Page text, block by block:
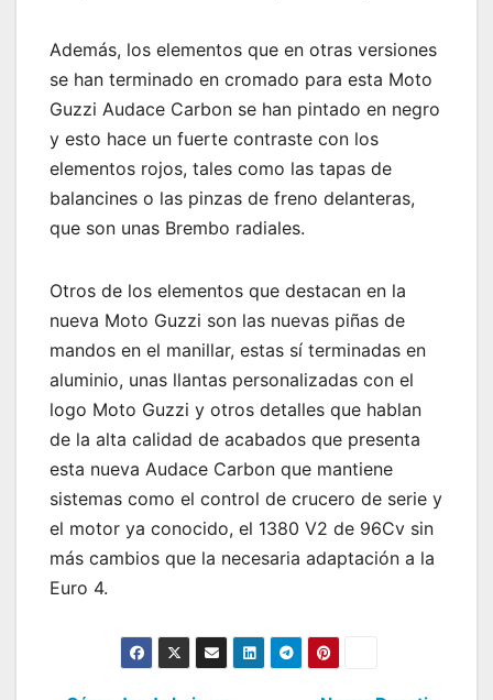
Además, los elementos que en otras versiones
se han terminado en cromado para esta Moto
Guzzi Audace Carbon se han pintado en negro
y esto hace un fuerte contraste con los
elementos rojos, tales como las tapas de
balancines o las pinzas de freno delanteras,
que son unas Brembo radiales.
Otros de los elementos que destacan en la
nueva Moto Guzzi son las nuevas piñas de
mandos en el manillar, estas sí terminadas en
aluminio, unas llantas personalizadas con el
logo Moto Guzzi y otros detalles que hablan
de la alta calidad de acabados que presenta
esta nueva Audace Carbon que mantiene
sistemas como el control de crucero de serie y
el motor ya conocido, el 1380 V2 de 96Cv sin
más cambios que la necesaria adaptación a la
Euro 4.